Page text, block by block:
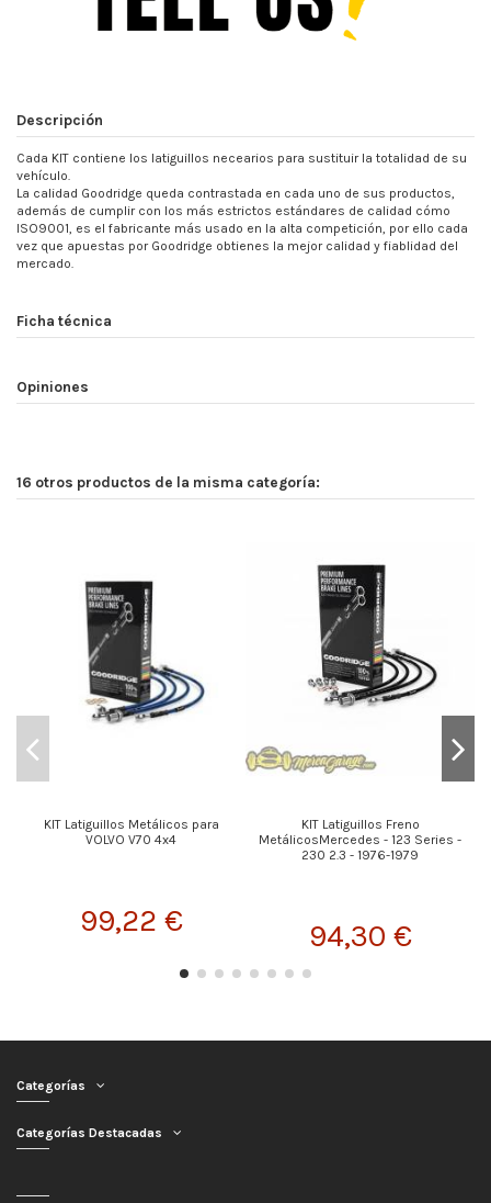
Descripción
Cada KIT contiene los latiguillos necearios para sustituir la totalidad de su
vehículo.
La calidad Goodridge queda contrastada en cada uno de sus productos,
además de cumplir con los más estrictos estándares de calidad cómo
ISO9001, es el fabricante más usado en la alta competición, por ello cada
vez que apuestas por Goodridge obtienes la mejor calidad y fiablidad del
mercado.
Ficha técnica
Opiniones
16 otros productos de la misma categoría:
KIT Latiguillos Metálicos para
VOLVO V70 4x4
99,22 €
KIT Latiguillos Freno
MetálicosMercedes - 123 Series -
230 2.3 - 1976-1979
94,30 €
Categorías
Categorías Destacadas